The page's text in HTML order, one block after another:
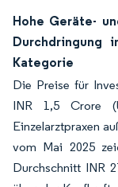
Hohe Geräte-
Durchdringung
Kategorie
Die Preise für
INR 1,5 Crore
Einzelarztpraxen
vom Mai 2025
Durchschnitt INR